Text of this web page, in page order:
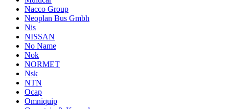
Nacco Group
Neoplan Bus Gmbh
Nis
NISSAN
No Name
Nok
NORMET
Nsk
NTN
Ocap
Omniquip